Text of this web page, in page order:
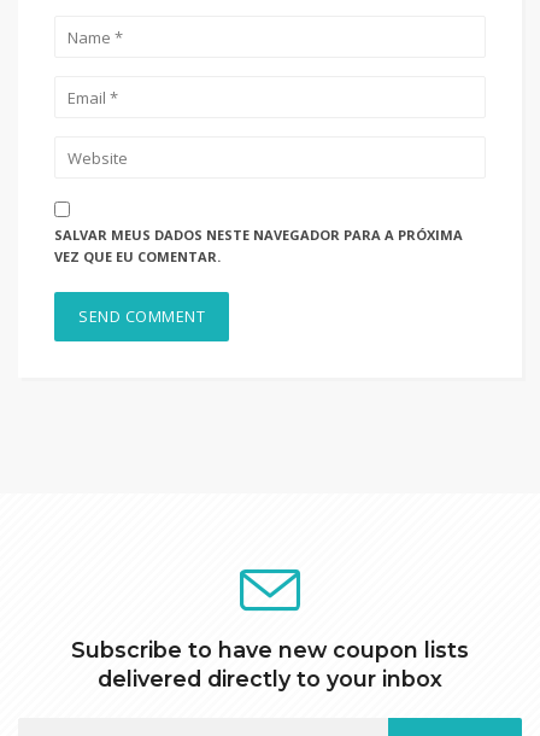
SALVAR MEUS DADOS NESTE NAVEGADOR PARA A PRÓXIMA
VEZ QUE EU COMENTAR.
Subscribe to have new coupon lists
delivered directly to your inbox